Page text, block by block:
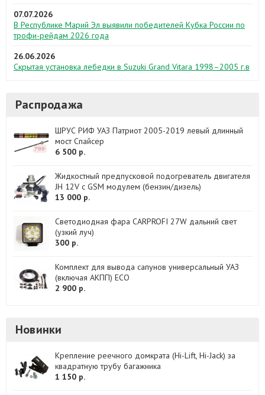
07.07.2026
В Республике Марий Эл выявили победителей Кубка России по
трофи-рейдам 2026 года
26.06.2026
Скрытая установка лебедки в Suzuki Grand Vitara 1998–2005 г.в
Распродажа
ШРУС РИФ УАЗ Патриот 2005-2019 левый длинный
мост Спайсер
6 500 р.
Жидкостный предпусковой подогреватель двигателя
JH 12V с GSM модулем (бензин/дизель)
13 000 р.
Светодиодная фара CARPROFI 27W дальний свет
(узкий луч)
300 р.
Комплект для вывода сапунов универсальный УАЗ
(включая АКПП) ECO
2 900 р.
Новинки
Крепление реечного домкрата (Hi-Lift, Hi-Jack) за
квадратную трубу багажника
1 150 р.